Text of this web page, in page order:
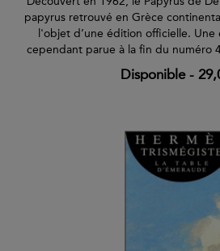
papyrus retrouvé en Grèce
l'objet d’une édition officielle.
cependant parue à la fin du numéro
Disponible-